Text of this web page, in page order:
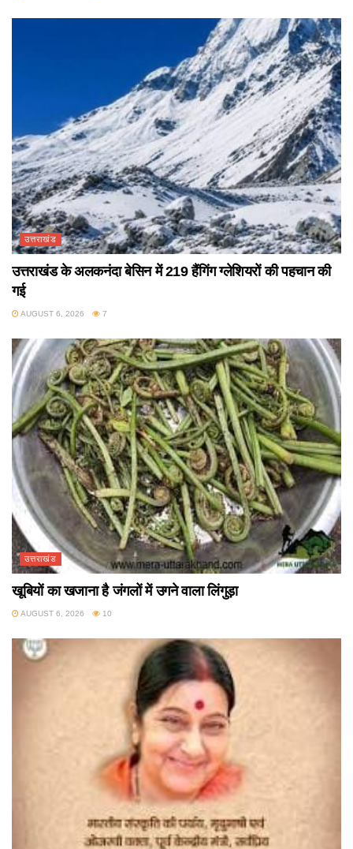
उत्तराखंड
उत्तराखंड के अलकनंदा बेसिन में 219 हैंगिंग ग्लेशियरों की पहचान की
गई
AUGUST 6, 2026 7
उत्तराखंड
खूबियों का खजाना है जंगलों में उगने वाला लिंगुड़ा
AUGUST 6, 2026 10